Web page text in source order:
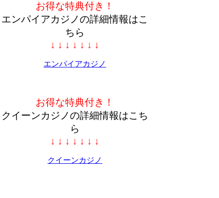
お得な特典付き！
エンパイアカジノの詳細情報はこ
ちら
↓ ↓ ↓ ↓ ↓ ↓ ↓
エンパイアカジノ
お得な特典付き！
クイーンカジノの詳細情報はこち
ら
↓ ↓ ↓ ↓ ↓ ↓ ↓
クイーンカジノ